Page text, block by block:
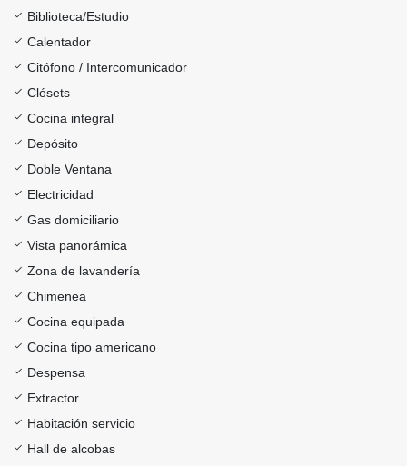
Biblioteca/Estudio
Calentador
Citófono / Intercomunicador
Clósets
Cocina integral
Depósito
Doble Ventana
Electricidad
Gas domiciliario
Vista panorámica
Zona de lavandería
Chimenea
Cocina equipada
Cocina tipo americano
Despensa
Extractor
Habitación servicio
Hall de alcobas